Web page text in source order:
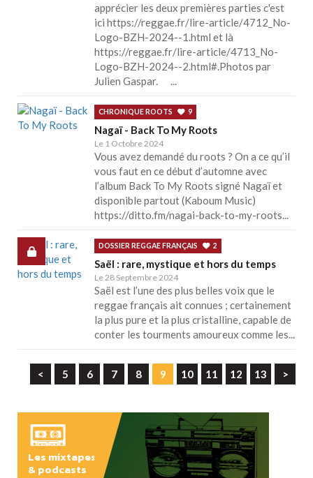
apprécier les deux premières parties c'est
ici https://reggae.fr/lire-article/4712_No-
Logo-BZH-2024--1.html et là
https://reggae.fr/lire-article/4713_No-
Logo-BZH-2024--2.html#.Photos par
Julien Gaspar. ...
CHRONIQUE ROOTS 9
Nagaï - Back To My Roots
Le 1 Octobre 2024
Vous avez demandé du roots ? On a ce qu’il
vous faut en ce début d’automne avec
l’album Back To My Roots signé Nagaï et
disponible partout (Kaboum Music)
https://ditto.fm/nagai-back-to-my-roots...
DOSSIER REGGAE FRANÇAIS 2
Saël : rare, mystique et hors du temps
Le 28 Septembre 2024
Saël est l’une des plus belles voix que le
reggae français ait connues ; certainement
la plus pure et la plus cristalline, capable de
conter les tourments amoureux comme les...
< 5 6 7 8 9 10 11 12 13 >
Les mixtapes
& podcasts